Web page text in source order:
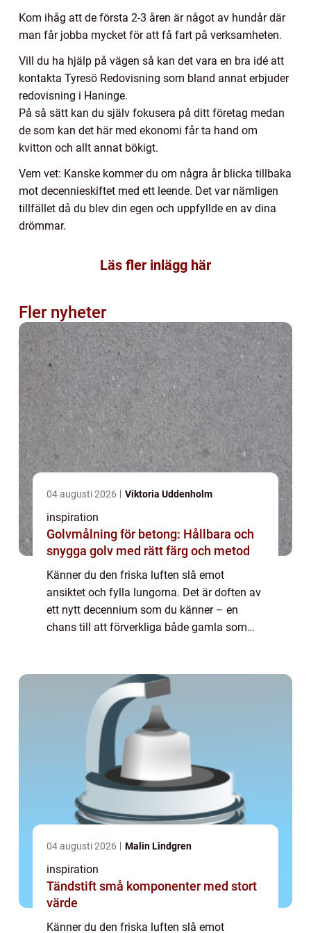
Kom ihåg att de första 2-3 åren är något av hundår där
man får jobba mycket för att få fart på verksamheten.
Vill du ha hjälp på vägen så kan det vara en bra idé att
kontakta Tyresö Redovisning som bland annat erbjuder
redovisning i Haninge.
På så sätt kan du själv fokusera på ditt företag medan
de som kan det här med ekonomi får ta hand om
kvitton och allt annat bökigt.
Vem vet: Kanske kommer du om några år blicka tillbaka
mot decennieskiftet med ett leende. Det var nämligen
tillfället då du blev din egen och uppfyllde en av dina
drömmar.
Läs fler inlägg här
Fler nyheter
04 augusti 2026 Viktoria Uddenholm
inspiration
Golvmålning för betong: Hållbara och
snygga golv med rätt färg och metod
Känner du den friska luften slå emot
ansiktet och fylla lungorna. Det är doften av
ett nytt decennium som du känner – en
chans till att förverkliga både gamla som
04 augusti 2026 Malin Lindgren
inspiration
Tändstift små komponenter med stort
värde
Känner du den friska luften slå emot